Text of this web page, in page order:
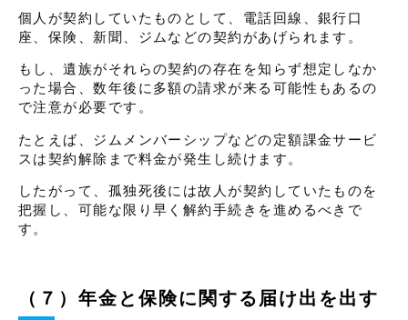
個人が契約していたものとして、電話回線、銀行口
座、保険、新聞、ジムなどの契約があげられます。
もし、遺族がそれらの契約の存在を知らず想定しなか
った場合、数年後に多額の請求が来る可能性もあるの
で注意が必要です。
たとえば、ジムメンバーシップなどの定額課金サービ
スは契約解除まで料金が発生し続けます。
したがって、孤独死後には故人が契約していたものを
把握し、可能な限り早く解約手続きを進めるべきで
す。
（７）年金と保険に関する届け出を出す